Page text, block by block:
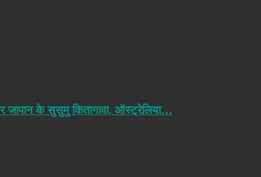
जापान के सुसुमु कितागावा, ऑस्ट्रेलिया…